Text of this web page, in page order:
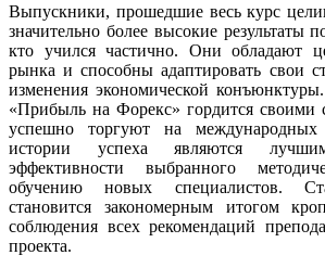
Выпускники, прошедшие весь курс
значительно более высокие результаты
кто учился частично. Они обладают
рынка и способны адаптировать свои
изменения экономической
«Прибыль на Форекс» гордится своими
успешно торгуют на
истории успеха являются лучшим
эффективности выбранного
обучению новых специалистов.
становится закономерным итогом
соблюдения всех рекомендаций
проекта.